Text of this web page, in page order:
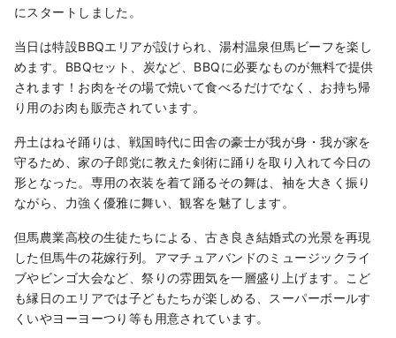
にスタートしました。
当日は特設BBQエリアが設けられ、湯村温泉但馬ビーフを楽し
めます。BBQセット、炭など、BBQに必要なものが無料で提供
されます！お肉をその場で焼いて食べるだけでなく、お持ち帰
り用のお肉も販売されています。
丹土はねそ踊りは、戦国時代に田舎の豪士が我が身・我が家を
守るため、家の子郎党に教えた剣術に踊りを取り入れて今日の
形となった。専用の衣装を着て踊るその舞は、袖を大きく振り
ながら、力強く優雅に舞い、観客を魅了します。
但馬農業高校の生徒たちによる、古き良き結婚式の光景を再現
した但馬牛の花嫁行列。アマチュアバンドのミュージックライ
ブやビンゴ大会など、祭りの雰囲気を一層盛り上げます。こど
も縁日のエリアでは子どもたちが楽しめる、スーパーボールす
くいやヨーヨーつり等も用意されています。